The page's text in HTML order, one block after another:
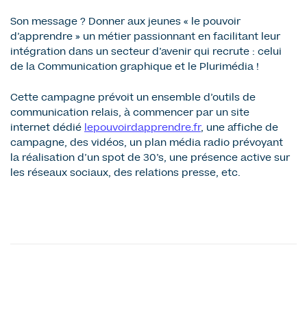
Son message ? Donner aux jeunes « le pouvoir
d’apprendre » un métier passionnant en facilitant leur
intégration dans un secteur d’avenir qui recrute : celui
de la Communication graphique et le Plurimédia !
Cette campagne prévoit un ensemble d’outils de
communication relais, à commencer par un site
internet dédié lepouvoirdapprendre.fr, une affiche de
campagne, des vidéos, un plan média radio prévoyant
la réalisation d’un spot de 30’s, une présence active sur
les réseaux sociaux, des relations presse, etc.